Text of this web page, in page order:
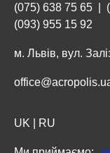
(075) 638 75 65
(093) 955 15 92
м. Львів, вул.
UK RU